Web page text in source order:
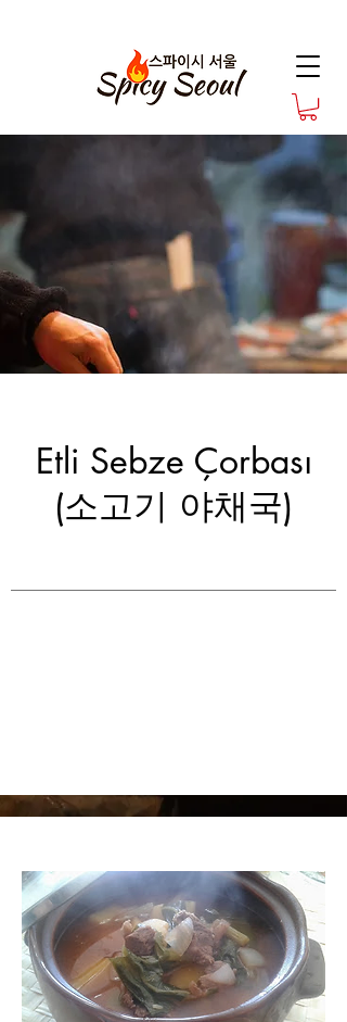
Etli Sebze Çorbası
(소고기 야채국)